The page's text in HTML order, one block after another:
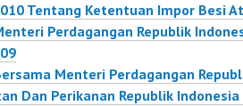
Tentang Ketentuan Impor Besi
Perdagangan Republik
Menteri Perdagangan
Dan Perikanan Republik Indonesia